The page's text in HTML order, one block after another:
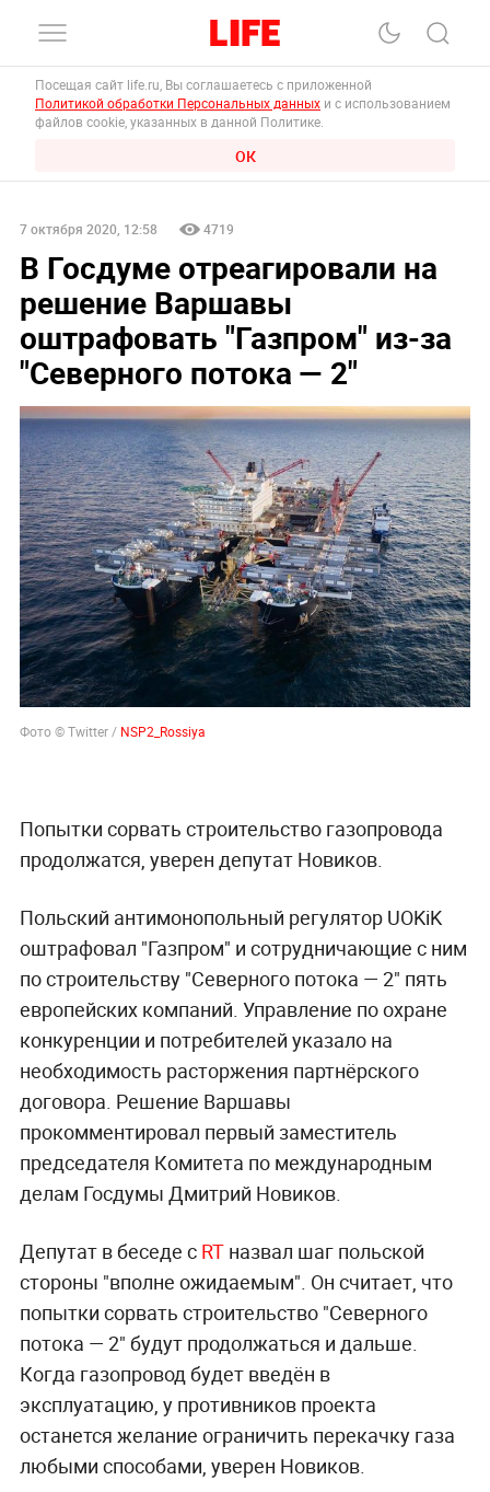
Посещая сайт life.ru, Вы соглашаетесь с приложенной
Политикой обработки Персональных данных и с использованием
файлов cookie, указанных в данной Политике.
ОК
7 октября 2020, 12:58 4719
В Госдуме отреагировали на
решение Варшавы
оштрафовать "Газпром" из-за
"Северного потока — 2"
Фото © Twitter / NSP2_Rossiya
Попытки сорвать строительство газопровода
продолжатся, уверен депутат Новиков.
Польский антимонопольный регулятор UOKiK
оштрафовал "Газпром" и сотрудничающие с ним
по строительству "Северного потока — 2" пять
европейских компаний. Управление по охране
конкуренции и потребителей указало на
необходимость расторжения партнёрского
договора. Решение Варшавы
прокомментировал первый заместитель
председателя Комитета по международным
делам Госдумы Дмитрий Новиков.
Депутат в беседе с RTназвал шаг польской
стороны "вполне ожидаемым". Он считает, что
попытки сорвать строительство "Северного
потока — 2" будут продолжаться и дальше.
Когда газопровод будет введён в
эксплуатацию, у противников проекта
останется желание ограничить перекачку газа
любыми способами, уверен Новиков.